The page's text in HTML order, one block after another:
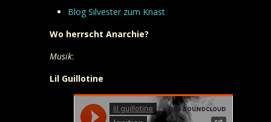
Blog Silvester zum Knast
Wo herrscht Anarchie?
Musik:
Lil Guillotine